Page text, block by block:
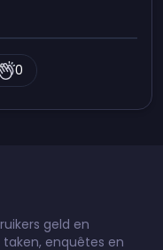
0
geld en
enquêtes en